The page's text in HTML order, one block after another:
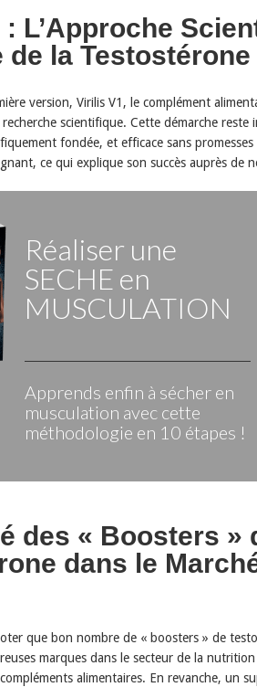
L’Approche
de la Testostérone
version, Virilis V1, le complément
recherche scientifique. Cette démarche
fondée, et efficace sans promesses
ce qui explique son succès auprès de
Réaliser une
SECHE en
MUSCULATION
Apprends enfin à sécher en
musculation avec cette
méthodologie en 10 étapes !
des « Boosters »
dans le
que bon nombre de « boosters » de
marques dans le secteur de la
alimentaires. En revanche, un